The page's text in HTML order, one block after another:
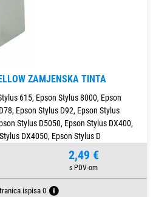
ZAMJENSKA TINTA
615, Epson Stylus 8000, Epson
Epson Stylus D92, Epson Stylus
Stylus D5050, Epson Stylus DX400,
DX4050, Epson Stylus D
2,49 €
ispisa 0